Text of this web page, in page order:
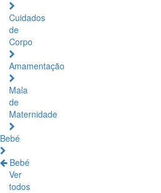
Cuidados
de
Corpo
Amamentação
Mala
de
Maternidade
Bebé
Bebé
Ver
todos